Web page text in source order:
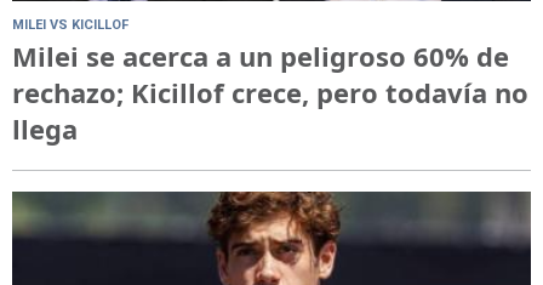
MILEI VS KICILLOF
Milei se acerca a un peligroso 60% de
rechazo; Kicillof crece, pero todavía no
llega